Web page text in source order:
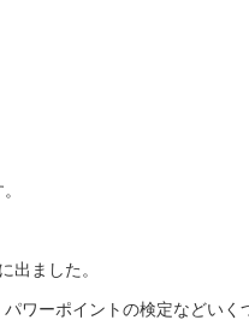
出ました。
ワーポイントの検定などいく